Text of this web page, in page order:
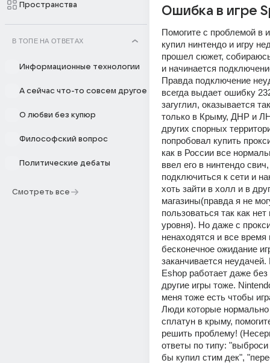
Пространства
В ТОПЕ НА ОТВЕТАХ
Информационные технологии
А сейчас что-то совсем другое
О любви без купюр
Философский вопрос
Политические дебаты
Смотреть все
Ошибка в игре
Помогите с проблемой в
купил нинтендо и игру
прошел сюжет,
и начинается
Правда подключение
всегда выдает ошибку
загуглил, оказывается
только в Крыму, ДНР и
других спорных
попробовал купить
как в России все
ввел его в нинтендо
подключиться к сети и
хоть зайти в холл и в
магазины(правда я не
пользоваться так как нет
уровня). Но даже с
ненаходятся и все время
бесконечное ожидание
заканчивается неудачей.
Eshop работает даже без
другие игры тоже.
меня тоже есть чтобы
Люди которые нормально
сплатун в крыму,
решить проблему!
ответы по типу:
бы купил стим дек",